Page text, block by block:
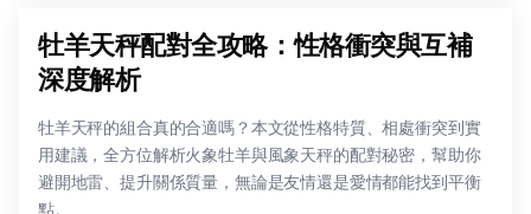
牡羊天秤配對全攻略：性格衝突與互補
深度解析
牡羊天秤的組合真的合適嗎？本文從性格特質、相處衝突到實
用建議，全方位解析火象牡羊與風象天秤的配對秘密，幫助你
避開地雷、提升關係質量，無論是友情還是愛情都能找到平衡
點。